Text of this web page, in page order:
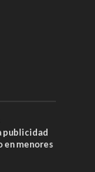
publicidad
en menores